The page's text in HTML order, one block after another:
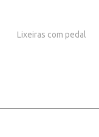
Lixeiras com pedal